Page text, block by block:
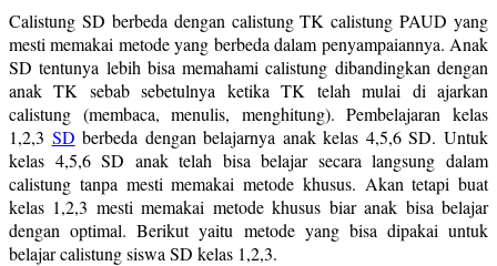
Calistung SD berbeda dengan calistung TK calistung PAUD yang
mesti memakai metode yang berbeda dalam penyampaiannya. Anak
SD tentunya lebih bisa memahami calistung dibandingkan dengan
anak TK sebab sebetulnya ketika TK telah mulai di ajarkan
calistung (membaca, menulis, menghitung). Pembelajaran kelas
1,2,3 SD berbeda dengan belajarnya anak kelas 4,5,6 SD. Untuk
kelas 4,5,6 SD anak telah bisa belajar secara langsung dalam
calistung tanpa mesti memakai metode khusus. Akan tetapi buat
kelas 1,2,3 mesti memakai metode khusus biar anak bisa belajar
dengan optimal. Berikut yaitu metode yang bisa dipakai untuk
belajar calistung siswa SD kelas 1,2,3.